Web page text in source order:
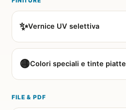
✨Vernice UV selettiva
🟡Colori speciali e tinte piatte
FILE & PDF